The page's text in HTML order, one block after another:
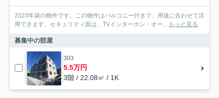
2023年築の物件です。この物件はバルコニー付きで、用途に合わせて活
用できます。セキュリティ面は、TVインターホン・オー...
もっと見る
募集中の部屋
303
5.5万円
3階 / 22.08㎡ / 1K